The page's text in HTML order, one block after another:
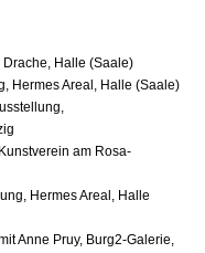
Halle (Saale)
Hermes Areal, Halle (Saale)
am Rosa-
Hermes Areal, Halle
Anne Pruy, Burg2-Galerie,